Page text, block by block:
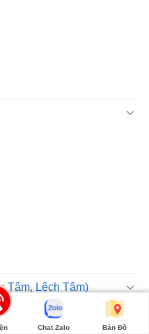
Tâm, Lệch Tâm)
Bản Đồ
Chat Zalo